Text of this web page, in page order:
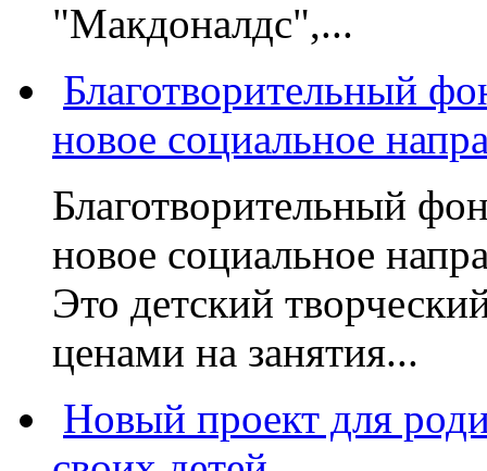
"Макдоналдс",...
Благотворительный
новое социальное
Благотворительный
новое социальное
Это детский
ценами на занятия...
Новый проект для